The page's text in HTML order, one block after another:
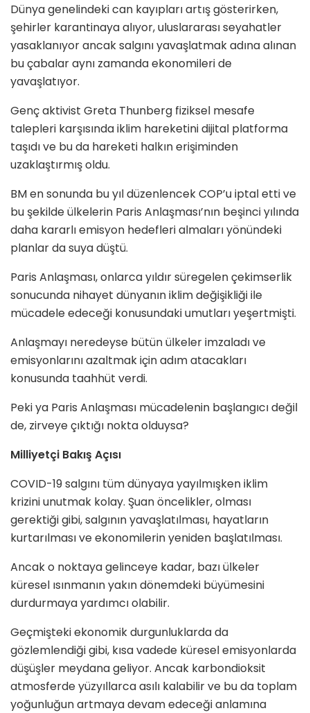
Dünya genelindeki can kayıpları artış gösterirken,
şehirler karantinaya alıyor, uluslararası seyahatler
yasaklanıyor ancak salgını yavaşlatmak adına alınan
bu çabalar aynı zamanda ekonomileri de
yavaşlatıyor.
Gençaktivist Greta Thunberg fiziksel mesafe
talepleri karşısında iklim hareketini dijital platforma
taşıdı ve bu da hareketi halkın erişiminden
uzaklaştırmış oldu.
BM en sonunda bu yıl düzenlencek COP’u iptal etti ve
bu şekilde ülkelerin Paris Anlaşması’nın beşinci yılında
daha kararlı emisyon hedefleri almaları yönündeki
planlar da suya düştü.
Paris Anlaşması, onlarca yıldır süregelen çekimserlik
sonucunda nihayet dünyanın iklim değişikliği ile
mücadele edeceği konusundaki umutları yeşertmişti.
Anlaşmayı neredeyse bütün ülkeler imzaladı ve
emisyonlarını azaltmak için adım atacakları
konusunda taahhüt verdi.
Peki ya Paris Anlaşması mücadelenin başlangıcı değil
de, zirveye çıktığı nokta olduysa?
Milliyetçi Bakış Açısı
COVID-19 salgını tüm dünyaya yayılmışken iklim
krizini unutmak kolay. Şuan öncelikler, olması
gerektiği gibi, salgının yavaşlatılması, hayatların
kurtarılması ve ekonomilerin yeniden başlatılması.
Ancak o noktaya gelinceye kadar, bazı ülkeler
küresel ısınmanın yakın dönemdeki büyümesini
durdurmaya yardımcı olabilir.
Geçmişteki ekonomik durgunluklarda da
gözlemlendiği gibi, kısa vadede küresel emisyonlarda
düşüşler meydana geliyor. Ancak karbondioksit
atmosferde yüzyıllarca asılı kalabilir ve bu da toplam
yoğunluğun artmaya devam edeceği anlamına